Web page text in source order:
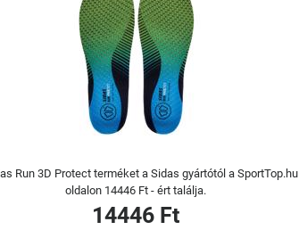
Run 3D Protect terméket a Sidas gyártótól a SportTop.hu
oldalon 14446 Ft - ért találja.
14446 Ft